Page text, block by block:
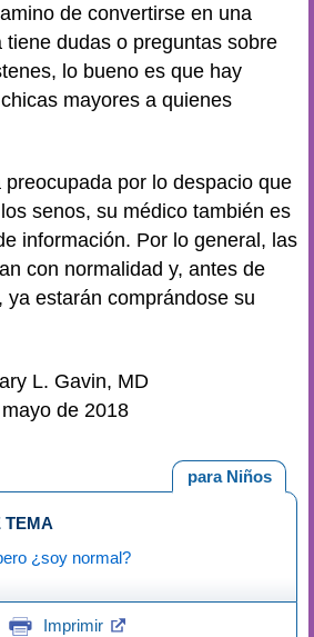
de convertirse en una
tiene dudas o preguntas sobre
lo bueno es que hay
mayores a quienes
por lo despacio que
senos, su médico también es
información. Por lo general, las
con normalidad y, antes de
ya estarán comprándose su
L. Gavin, MD
de 2018
para Niños
TEMA
¿soy normal?
Imprimir